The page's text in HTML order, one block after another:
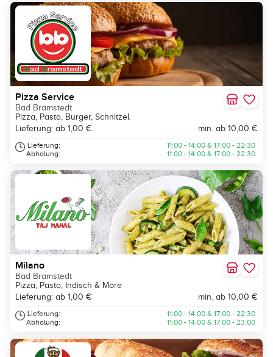
Pizza Service
Bad Bramstedt
Pizza, Pasta, Burger, Schnitzel
Lieferung: ab 1,00 €
min. ab 10,00 €
Lieferung:
Abholung:
11:00 - 14:00 & 17:00 - 22:30
11:00 - 14:00 & 17:00 - 22:30
Milano
Bad Bramstedt
Pizza, Pasta, Indisch & More
Lieferung: ab 1,00 €
min. ab 10,00 €
Lieferung:
Abholung:
11:00 - 14:00 & 17:00 - 22:30
11:00 - 14:00 & 17:00 - 23:00